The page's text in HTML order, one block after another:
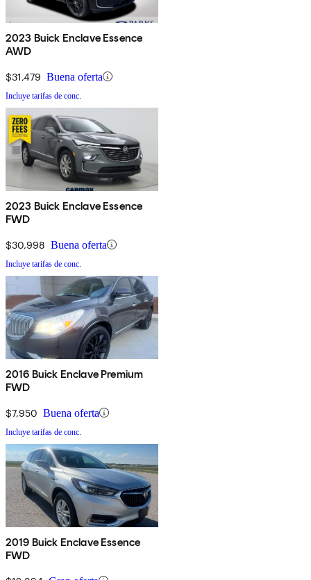
2023 Buick Enclave Essence
AWD
$31,479 Buena oferta
Incluye tarifas de conc.
2023 Buick Enclave Essence
FWD
$30,998 Buena oferta
Incluye tarifas de conc.
2016 Buick Enclave Premium
FWD
$7,950 Buena oferta
Incluye tarifas de conc.
2019 Buick Enclave Essence
FWD